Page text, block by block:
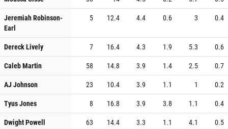
Jeremiah Robinson-
Earl
5 12.4 4.4 0.6 3 0.4
Dereck Lively 7 16.4 4.3 1.9 5.3
0.6
Caleb Martin
58 14.8 3.9 1.4 2.5
0.7
AJ Johnson
23 10.4 3.9 1.1 1
0.2
Tyus Jones
8 16.8 3.9 3.8 1.1
0.4
Dwight Powell
63 14.4 3.3 1.1 4.1
0.5